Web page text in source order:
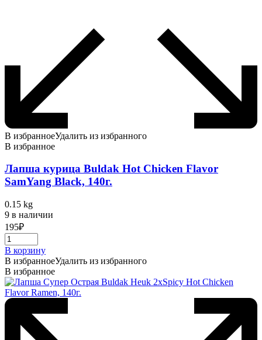
В избранноеУдалить из избранного
В избранное
Лапша курица Buldak Hot Chicken Flavor
SamYang Black, 140г.
0.15 kg
9 в наличии
195₽
В корзину
В избранноеУдалить из избранного
В избранное